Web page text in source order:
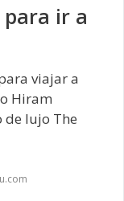
para ir a
viajar a
Hiram
de lujo The